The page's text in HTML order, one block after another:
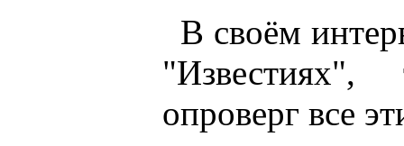
В своём
опроверг все